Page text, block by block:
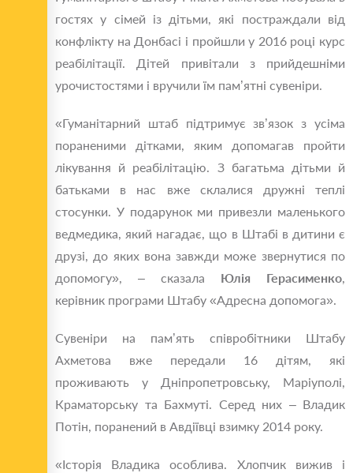
гостях у сімей із дітьми, які постраждали від
конфлікту на Донбасі і пройшли у 2016 році курс
реабілітації. Дітей привітали з прийдешніми
урочистостями і вручили їм пам’ятні сувеніри.
«Гуманітарний штаб підтримує зв’язок з усіма
пораненими дітками, яким допомагав пройти
лікування й реабілітацію. З багатьма дітьми й
батьками в нас вже склалися дружні теплі
стосунки. У подарунок ми привезли маленького
ведмедика, який нагадає, що в Штабі в дитини є
друзі, до яких вона завжди може звернутися по
допомогу», – сказала Юлія Герасименко,
керівник програми Штабу «Адресна допомога».
Сувеніри на пам’ять співробітники Штабу
Ахметова вже передали 16 дітям, які
проживають у Дніпропетровську, Маріуполі,
Краматорську та Бахмуті. Серед них – Владик
Потін, поранений в Авдіївці взимку 2014 року.
«Історія Владика особлива. Хлопчик вижив і